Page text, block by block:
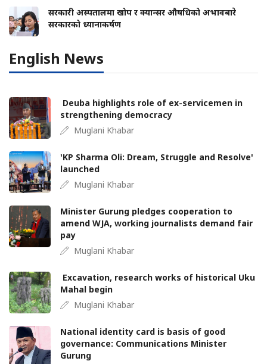
सरकारी अस्पतालमा खोप र क्यान्सर औषधिको अभावबारे
सरकारको ध्यानाकर्षण
English News
Deuba highlights role of ex-servicemen in
strengthening democracy
Muglani Khabar
'KP Sharma Oli: Dream, Struggle and Resolve'
launched
Muglani Khabar
Minister Gurung pledges cooperation to
amend WJA, working journalists demand fair
pay
Muglani Khabar
Excavation, research works of historical Uku
Mahal begin
Muglani Khabar
National identity card is basis of good
governance: Communications Minister
Gurung